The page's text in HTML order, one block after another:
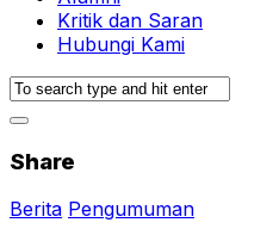
Kritik dan Saran
Hubungi Kami
Share
Berita Pengumuman